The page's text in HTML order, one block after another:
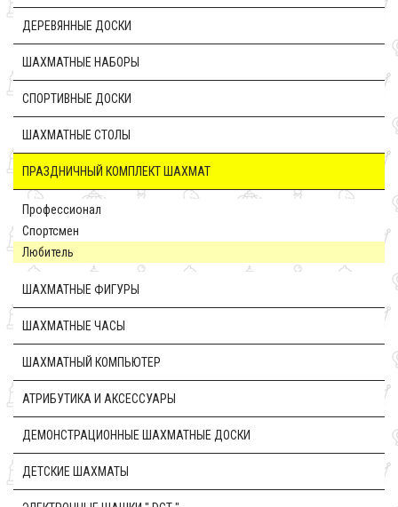
ДЕРЕВЯННЫЕ ДОСКИ
ШАХМАТНЫЕ НАБОРЫ
CПОРТИВНЫЕ ДОСКИ
ШАХМАТНЫЕ СТОЛЫ
ПРАЗДНИЧНЫЙ КОМПЛЕКТ ШАХМАТ
Профессионал
Спортсмен
Любитель
ШАХМАТНЫЕ ФИГУРЫ
ШАХМАТНЫЕ ЧАСЫ
ШАХМАТНЫЙ КОМПЬЮТЕР
АТРИБУТИКА И АКСЕССУАРЫ
ДЕМОНСТРАЦИОННЫЕ ШАХМАТНЫЕ ДОСКИ
ДЕТСКИЕ ШАХМАТЫ